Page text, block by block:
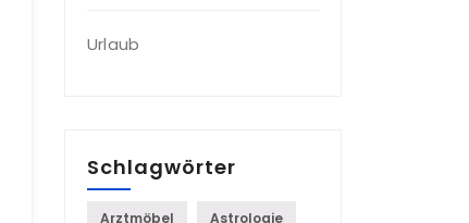
Urlaub
Schlagwörter
Arztmöbel Astrologie